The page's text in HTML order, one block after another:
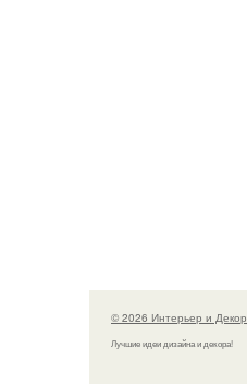
© 2026 Интерьер и Декор
Лучшие идеи дизайна и декора!